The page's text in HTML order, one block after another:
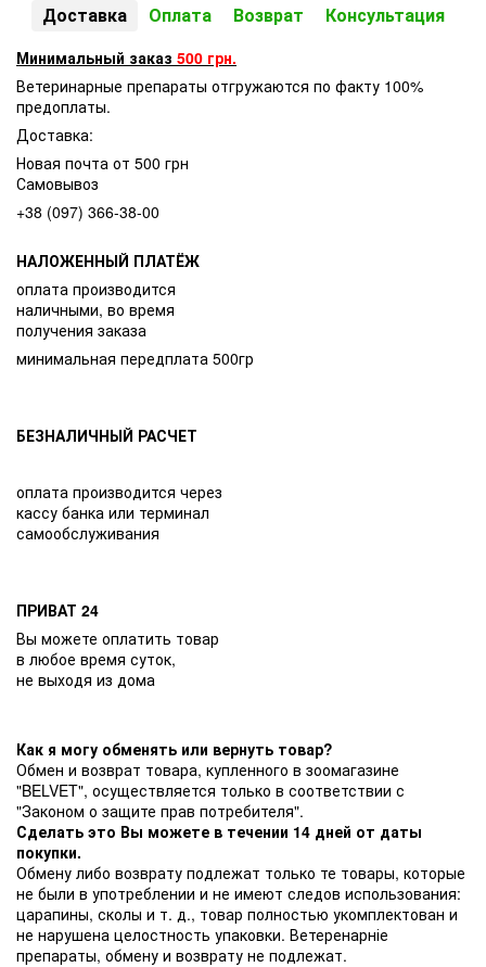
Доставка Оплата Возврат Консультация
Минимальный заказ 500 грн.
Ветеринарные препараты отгружаются по факту 100%
предоплаты.
Доставка:
Новая почта от 500 грн
Самовывоз
+38 (097) 366-38-00
НАЛОЖЕННЫЙ ПЛАТЁЖ
оплата производится
наличными, во время
получения заказа
минимальная передплата 500гр
БЕЗНАЛИЧНЫЙ РАСЧЕТ
оплата производится через
кассу банка или терминал
самообслуживания
ПРИВАТ 24
Вы можете оплатить товар
в любое время суток,
не выходя из дома
Как я могу обменять или вернуть товар?
Обмен и возврат товара, купленного в зоомагазине
"BELVET", осуществляется только в соответствии с
"Законом о защите прав потребителя".
Сделать это Вы можете в течении 14 дней от даты
покупки.
Обмену либо возврату подлежат только те товары, которые
не были в употреблении и не имеют следов использования:
царапины, сколы и т. д., товар полностью укомплектован и
не нарушена целостность упаковки. Ветеренарніе
препараты, обмену и возврату не подлежат.